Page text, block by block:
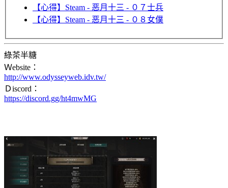
【心得】Steam - 恶月十三 - ０７士兵
【心得】Steam - 恶月十三 - ０８女僕
綠茶半糖
Ｗebsite：
http://www.odysseyweb.idv.tw/
Ｄiscord：
https://discord.gg/ht4mwMG